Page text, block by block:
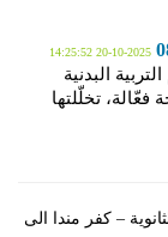
2025-10-20 14:25:52
البدنية
تخلّلتها